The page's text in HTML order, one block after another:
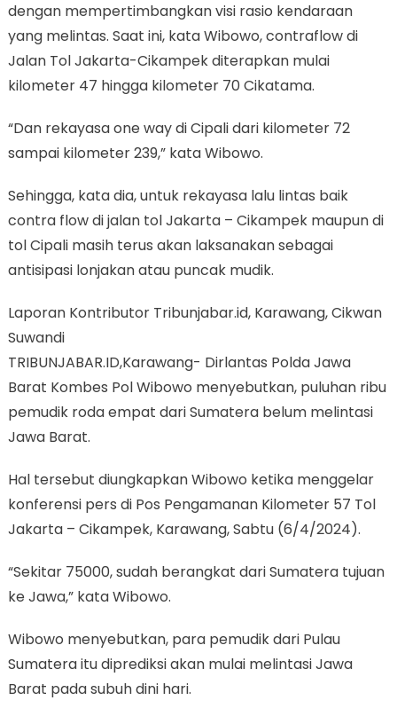
dengan mempertimbangkan visi rasio kendaraan
yang melintas. Saat ini, kata Wibowo, contraflow di
Jalan Tol Jakarta-Cikampek diterapkan mulai
kilometer 47 hingga kilometer 70 Cikatama.
“Dan rekayasa one way di Cipali dari kilometer 72
sampai kilometer 239,” kata Wibowo.
Sehingga, kata dia, untuk rekayasa lalu lintas baik
contra flow di jalan tol Jakarta – Cikampek maupun di
tol Cipali masih terus akan laksanakan sebagai
antisipasi lonjakan atau puncak mudik.
Laporan Kontributor Tribunjabar.id, Karawang, Cikwan
Suwandi
TRIBUNJABAR.ID,Karawang- Dirlantas Polda Jawa
Barat Kombes Pol Wibowo menyebutkan, puluhan ribu
pemudik roda empat dari Sumatera belum melintasi
Jawa Barat.
Hal tersebut diungkapkan Wibowo ketika menggelar
konferensi pers di Pos Pengamanan Kilometer 57 Tol
Jakarta – Cikampek, Karawang, Sabtu (6/4/2024).
“Sekitar 75000, sudah berangkat dari Sumatera tujuan
ke Jawa,” kata Wibowo.
Wibowo menyebutkan, para pemudik dari Pulau
Sumatera itu diprediksi akan mulai melintasi Jawa
Barat pada subuh dini hari.